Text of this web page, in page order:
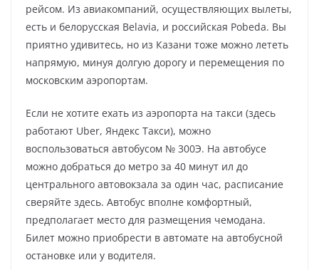
рейсом. Из авиакомпаний, осуществляющих вылеты,
есть и белорусская Belavia, и российская Pobeda. Вы
приятно удивитесь, но из Казани тоже можно лететь
напрямую, минуя долгую дорогу и перемещения по
московским аэропортам.
Если не хотите ехать из аэропорта на такси (здесь
работают Uber, Яндекс Такси), можно
воспользоваться автобусом № 300Э. На автобусе
можно добраться до метро за 40 минут ил до
центрального автовокзала за один час, расписание
сверяйте здесь. Автобус вполне комфортный,
предполагает место для размещения чемодана.
Билет можно приобрести в автомате на автобусной
остановке или у водителя.